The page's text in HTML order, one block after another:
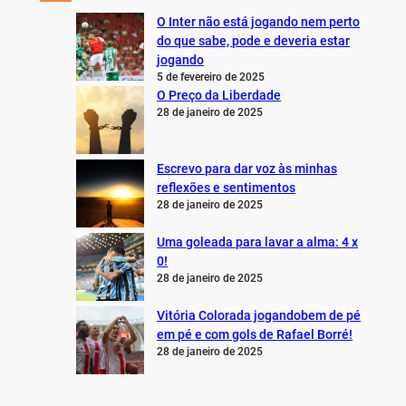
O Inter não está jogando nem perto
do que sabe, pode e deveria estar
jogando
5 de fevereiro de 2025
O Preço da Liberdade
28 de janeiro de 2025
Escrevo para dar voz às minhas
reflexões e sentimentos
28 de janeiro de 2025
Uma goleada para lavar a alma: 4 x
0!
28 de janeiro de 2025
Vitória Colorada jogandobem de pé
em pé e com gols de Rafael Borré!
28 de janeiro de 2025